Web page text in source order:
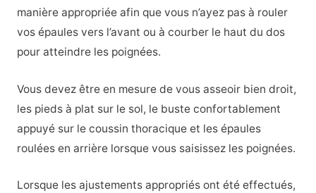
manière appropriée afin que vous n’ayez pas à rouler
vos épaules vers l’avant ou à courber le haut du dos
pour atteindre les poignées.
Vous devez être en mesure de vous asseoir bien droit,
les pieds à plat sur le sol, le buste confortablement
appuyé sur le coussin thoracique et les épaules
roulées en arrière lorsque vous saisissez les poignées.
Lorsque les ajustements appropriés ont été effectués,